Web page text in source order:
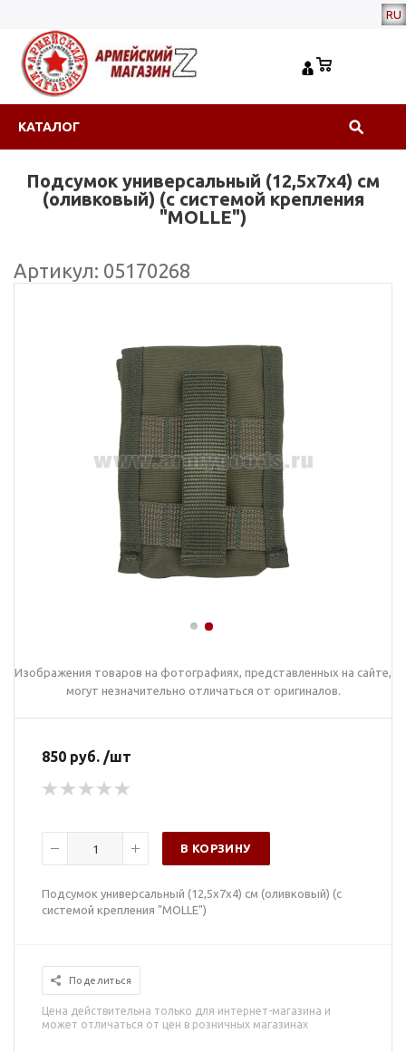
RU
КАТАЛОГ
Подсумок универсальный (12,5х7х4) см
(оливковый) (с системой крепления
"MOLLE")
Артикул: 05170268
Изображения товаров на фотографиях, представленных на сайте,
могут незначительно отличаться от оригиналов.
850 руб. /шт
В КОРЗИНУ
Подсумок универсальный (12,5х7х4) см (оливковый) (с
системой крепления "MOLLE")
Поделиться
Цена действительна только для интернет-магазина и
может отличаться от цен в розничных магазинах